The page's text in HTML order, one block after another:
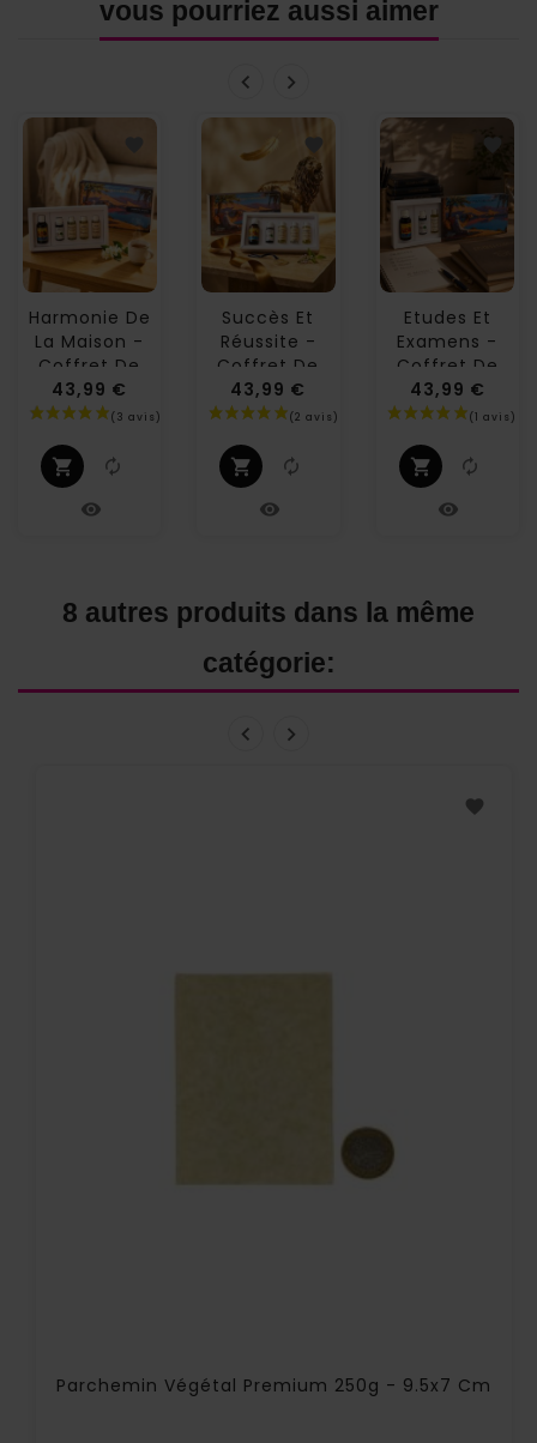
vous pourriez aussi aimer
Harmonie De
La Maison -
Coffret De
Parfums...
43,99 €
Succès Et
Réussite -
Coffret De
Parfums...
43,99 €
Etudes Et
Examens -
Coffret De
Parfums
Aoussarabia
43,99 €
8 autres produits dans la même
catégorie:
Parchemin Végétal Premium 250g - 9.5x7 Cm